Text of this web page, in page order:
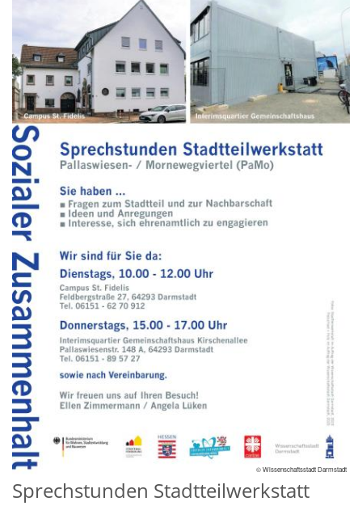
© Wissenschaftsstadt Darmstadt
Sprechstunden Stadtteilwerkstatt